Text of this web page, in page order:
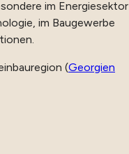
im Energiesektor
im Baugewerbe
(Georgien